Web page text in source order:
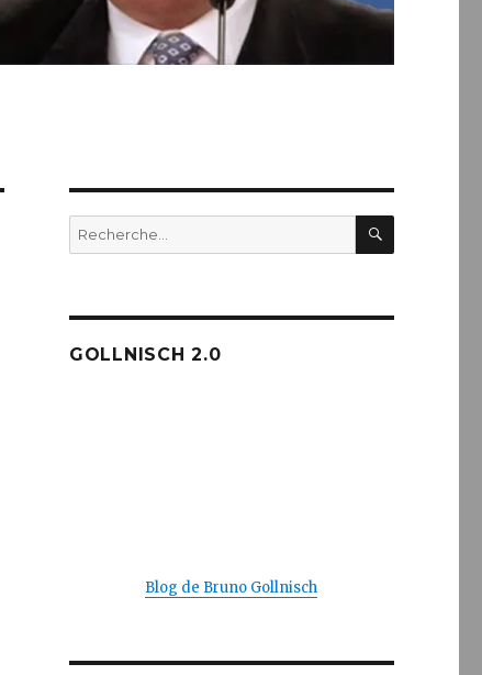
Recherche
pour :
GOLLNISCH 2.0
Blog de Bruno Gollnisch